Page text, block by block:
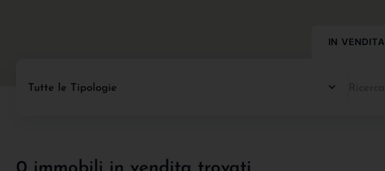
IN VENDITA
Tutte le Tipologie